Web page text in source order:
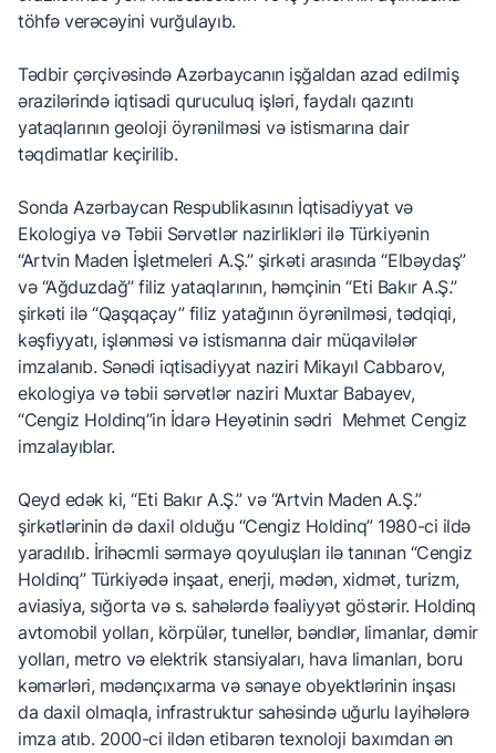
töhfə verəcəyini vurğulayıb.
Tədbir çərçivəsində Azərbaycanın işğaldan azad edilmiş
ərazilərində iqtisadi quruculuq işləri, faydalı qazıntı
yataqlarının geoloji öyrənilməsi və istismarına dair
təqdimatlar keçirilib.
Sonda Azərbaycan Respublikasının İqtisadiyyat və
Ekologiya və Təbii Sərvətlər nazirlikləri ilə Türkiyənin
“Artvin Maden İşletmeleri A.Ş.” şirkəti arasında “Elbəydaş”
və “Ağduzdağ” filiz yataqlarının, həmçinin “Eti Bakır A.Ş.”
şirkəti ilə “Qaşqaçay” filiz yatağının öyrənilməsi, tədqiqi,
kəşfiyyatı, işlənməsi və istismarına dair müqavilələr
imzalanıb. Sənədi iqtisadiyyat naziri Mikayıl Cabbarov,
ekologiya və təbii sərvətlər naziri Muxtar Babayev,
“Cengiz Holdinq”in İdarə Heyətinin sədri Mehmet Cengiz
imzalayıblar.
Qeyd edək ki, “Eti Bakır A.Ş.” və “Artvin Maden A.Ş.”
şirkətlərinin də daxil olduğu “Cengiz Holdinq” 1980-ci ildə
yaradılıb. İrihəcmli sərmayə qoyuluşları ilə tanınan “Cengiz
Holdinq” Türkiyədə inşaat, enerji, mədən, xidmət, turizm,
aviasiya, sığorta və s. sahələrdə fəaliyyət göstərir. Holdinq
avtomobil yolları, körpülər, tunellər, bəndlər, limanlar, dəmir
yolları, metro və elektrik stansiyaları, hava limanları, boru
kəmərləri, mədənçıxarma və sənaye obyektlərinin inşası
da daxil olmaqla, infrastruktur sahəsində uğurlu layihələrə
imza atıb. 2000-ci ildən etibarən texnoloji baxımdan ən